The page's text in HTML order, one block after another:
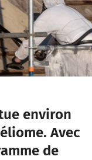
environ
Avec
de